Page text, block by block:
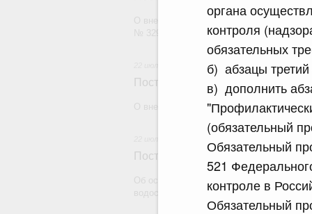
органа
контроля
обязательных
б) абзацы
в) дополнить
(обязательный
Обязательный
521
контроле в
Обязательный
О внесении изменения в постановление
Постановление Правительства
О внесении изменений в некоторые
Постановление Правительства
Об особенностях применения
водоснабжения и водоотведения